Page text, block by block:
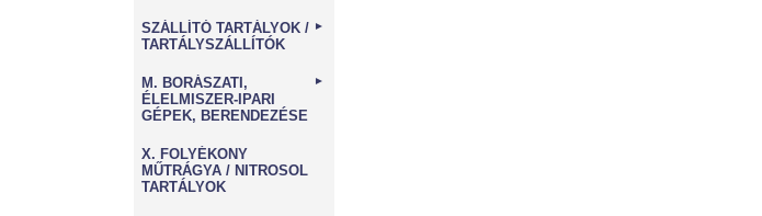
SZÁLLÍTÓ TARTÁLYOK /
TARTÁLYSZÁLLÍTÓK
►
M. BORÁSZATI,
ÉLELMISZER-IPARI
GÉPEK, BERENDEZÉSE
►
X. FOLYÉKONY
MŰTRÁGYA / NITROSOL
TARTÁLYOK